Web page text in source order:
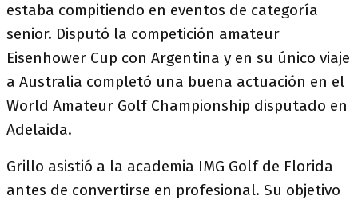
estaba compitiendo en eventos de categoría
senior. Disputó la competición amateur
Eisenhower Cup con Argentina y en su único viaje
a Australia completó una buena actuación en el
World Amateur Golf Championship disputado en
Adelaida.
Grillo asistió a la academia IMG Golf de Florida
antes de convertirse en profesional. Su objetivo